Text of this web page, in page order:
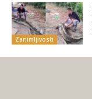
Zanimljivosti